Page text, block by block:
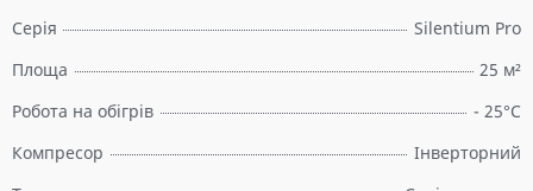
Серія
Silentium Pro
Площа
25 м²
Робота на обігрів
- 25°C
Компресор
Інверторний